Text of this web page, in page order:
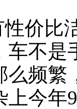
价比
车不是
么频繁
今年